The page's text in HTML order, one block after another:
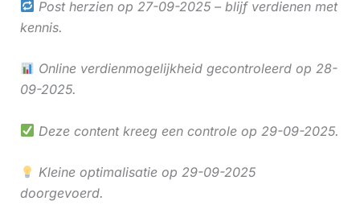
Post herzien op 27-09-2025 – blijf verdienen met
kennis.
Online verdienmogelijkheid gecontroleerd op 28-
09-2025.
Deze content kreeg een controle op 29-09-2025.
Kleine optimalisatie op 29-09-2025
doorgevoerd.